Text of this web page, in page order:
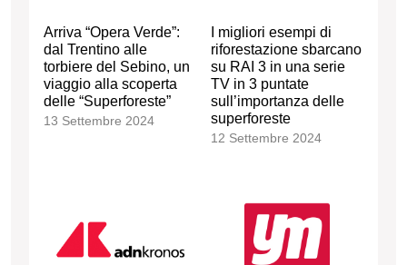
Arriva “Opera Verde”:
dal Trentino alle
torbiere del Sebino, un
viaggio alla scoperta
delle “Superforeste”
13 Settembre 2024
I migliori esempi di
riforestazione sbarcano
su RAI 3 in una serie
TV in 3 puntate
sull’importanza delle
superforeste
12 Settembre 2024